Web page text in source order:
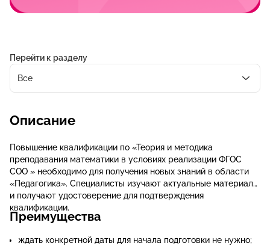
Перейти к разделу
Все
Описание
Повышение квалификации по «Теория и методика
преподавания математики в условиях реализации ФГОС
СОО » необходимо для получения новых знаний в области
«Педагогика». Специалисты изучают актуальные материалы
и получают удостоверение для подтверждения
квалификации.
Преимущества
ждать конкретной даты для начала подготовки не нужно;